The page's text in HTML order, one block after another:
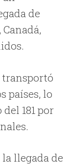
de
países, lo
181 por
llegada de